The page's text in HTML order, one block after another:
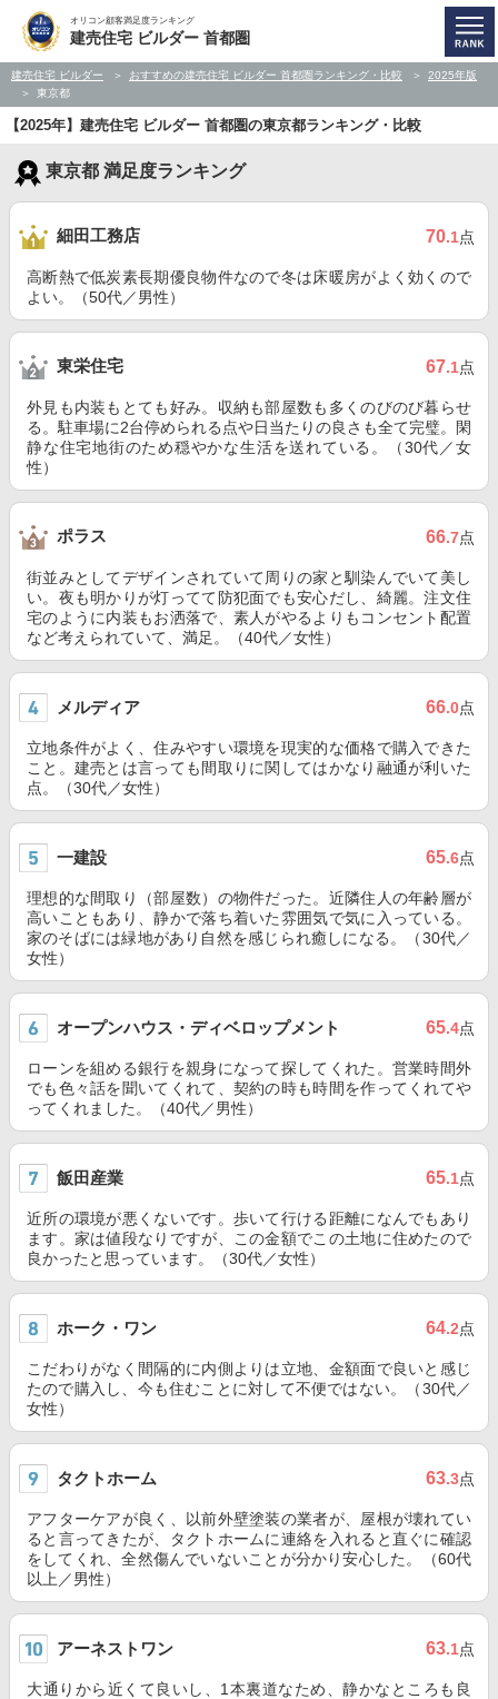
オリコン顧客満足度ランキング
建売住宅 ビルダー 首都圏
建売住宅 ビルダー おすすめの建売住宅 ビルダー 首都圏ランキング・比較
2025年版
東京都
【2025年】建売住宅 ビルダー 首都圏の東京都ランキング・比較
東京都 満足度ランキング
細田工務店 70.1点
高断熱で低炭素長期優良物件なので冬は床暖房がよく効くので
よい。（50代／男性）
東栄住宅 67.1点
外見も内装もとても好み。収納も部屋数も多くのびのび暮らせ
る。駐車場に2台停められる点や日当たりの良さも全て完璧。閑
静な住宅地街のため穏やかな生活を送れている。（30代／女
性）
ポラス 66.7点
街並みとしてデザインされていて周りの家と馴染んでいて美し
い。夜も明かりが灯ってて防犯面でも安心だし、綺麗。注文住
宅のように内装もお洒落で、素人がやるよりもコンセント配置
など考えられていて、満足。（40代／女性）
メルディア 66.0点
立地条件がよく、住みやすい環境を現実的な価格で購入できた
こと。建売とは言っても間取りに関してはかなり融通が利いた
点。（30代／女性）
一建設 65.6点
理想的な間取り（部屋数）の物件だった。近隣住人の年齢層が
高いこともあり、静かで落ち着いた雰囲気で気に入っている。
家のそばには緑地があり自然を感じられ癒しになる。（30代／
女性）
オープンハウス・ディベロップメント 65.4点
ローンを組める銀行を親身になって探してくれた。営業時間外
でも色々話を聞いてくれて、契約の時も時間を作ってくれてや
ってくれました。（40代／男性）
飯田産業 65.1点
近所の環境が悪くないです。歩いて行ける距離になんでもあり
ます。家は値段なりですが、この金額でこの土地に住めたので
良かったと思っています。（30代／女性）
ホーク・ワン 64.2点
こだわりがなく間隔的に内側よりは立地、金額面で良いと感じ
たので購入し、今も住むことに対して不便ではない。（30代／
女性）
タクトホーム 63.3点
アフターケアが良く、以前外壁塗装の業者が、屋根が壊れてい
ると言ってきたが、タクトホームに連絡を入れると直ぐに確認
をしてくれ、全然傷んでいないことが分かり安心した。（60代
以上／男性）
アーネストワン 63.1点
大通りから近くて良いし、1本裏道なため、静かなところも良